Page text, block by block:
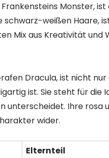
Monster,
schwarz-weißen Haare,
Mix aus Kreativität und
Dracula, ist nicht
ist. Sie steht für die
unterscheidet. Ihre
wider.
Elternteil